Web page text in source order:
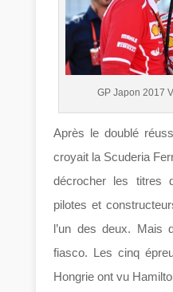
GP Japon 2017
Après le doublé
croyait la Scuderia
décrocher les titres
pilotes et
l’un des deux. Mais
fiasco. Les cinq
Hongrie ont vu